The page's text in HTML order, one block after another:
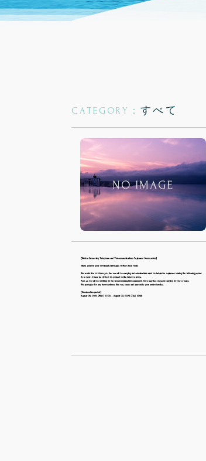
CATEGORY：すべて